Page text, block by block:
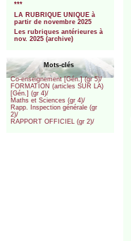
***
LA RUBRIQUE UNIQUE à
partir de novembre 2025
Les rubriques antérieures à
nov. 2025 (archive)
Mots-clés
Co-enseignement [Gén.] (gr 5)/
FORMATION (articles SUR LA)
[Gén.] (gr 4)/
Maths et Sciences (gr 4)/
Rapp. Inspection générale (gr
2)/
RAPPORT OFFICIEL (gr 2)/